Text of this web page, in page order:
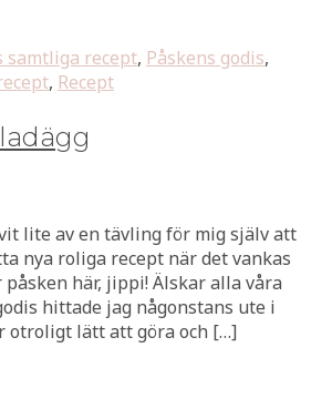
samtliga recept, Påskens godis,
, Recept
lite av en tävling för mig själv att
nya roliga recept när det vankas
här, jippi! Älskar alla våra
hittade jag någonstans ute i
otroligt lätt att göra och […]